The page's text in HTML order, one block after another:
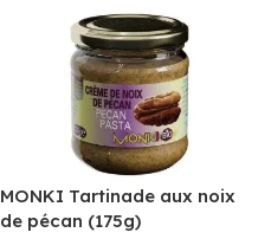
MONKI Tartinade aux noix
de pécan (175g)